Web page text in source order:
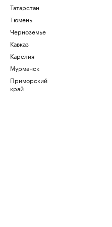
Татарстан
Тюмень
Черноземье
Кавказ
Карелия
Мурманск
Приморский
край